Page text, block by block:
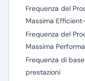
Frequenza del
Massima
Frequenza del
Massima
Frequenza di
prestazioni